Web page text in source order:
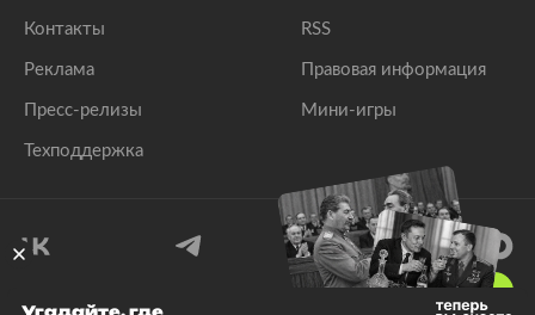
Контакты
Реклама
Пресс-релизы
Техподдержка
RSS
Правовая информация
Мини-игры